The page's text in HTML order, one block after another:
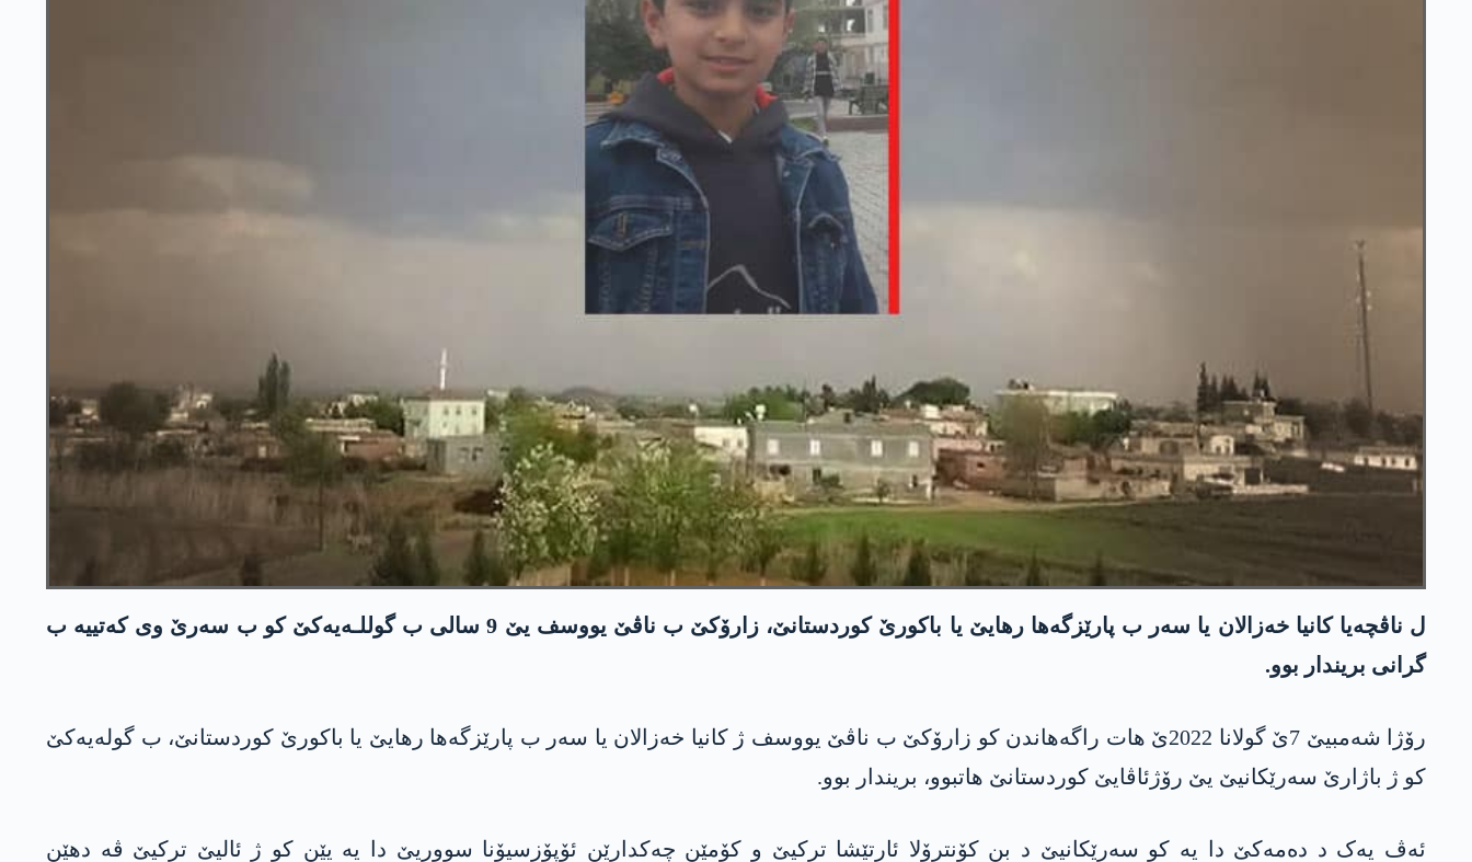
ل ناڤچەیا کانیا خەزالان یا سەر ب پارێزگەھا رھایێ یا باکورێ کوردستانێ، زارۆکێ ب ناڤێ یووسف یێ 9 سالی ب گوللـەیەکێ کو ب سەرێ وی کەتییه‌ ب
گرانی بریندار بوو.
رۆژا شەمبیێ 7ێ گولانا 2022ێ ھات راگه‌ھاندن کو زارۆکێ ب ناڤێ یووسف ژ کانیا خەزالان یا سه‌ر ب پارێزگه‌ها رهایێ یا باكورێ كوردستانێ، ب گولەیەکێ
کو ژ باژارێ سەرێکانیێ یێ رۆژئاڤایێ کوردستانێ ھاتبوو، بریندار بوو.
ئەڤ یەک د دەمەکێ دا یە کو سەرێکانیێ د بن کۆنترۆلا ئارتێشا ترکیێ و کۆمێن چەکدارێن ئۆپۆزسیۆنا سووریێ دا یە یێن كو ژ ئالیێ ترکیێ ڤە دهێن